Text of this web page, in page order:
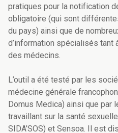
pratiques pour la notification
obligatoire (qui sont
du pays) ainsi que de
d’information spécialisés tant
des médecins.
L’outil a été testé par les
médecine générale
Domus Medica) ainsi que par
travaillant sur la santé
SIDA’SOS) et Sensoa. Il est